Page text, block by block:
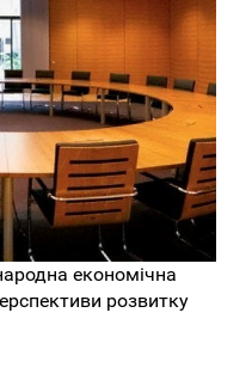
економічна
розвитку